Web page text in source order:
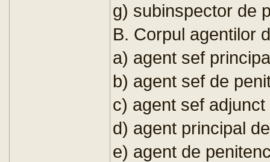
g) subinspector de
B. Corpul agentilor
a) agent sef
b) agent sef de
c) agent sef
d) agent principal
e) agent de